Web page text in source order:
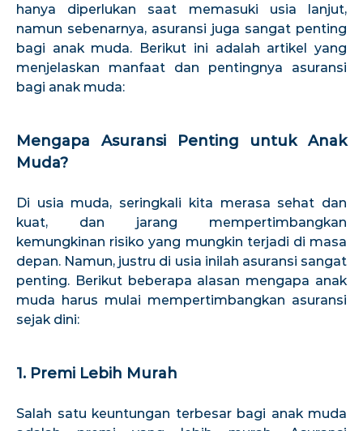
hanya diperlukan saat memasuki usia lanjut,
namun sebenarnya, asuransi juga sangat penting
bagi anak muda. Berikut ini adalah artikel yang
menjelaskan manfaat dan pentingnya asuransi
bagi anak muda:
Mengapa Asuransi Penting untuk Anak
Muda?
Di usia muda, seringkali kita merasa sehat dan
kuat, dan jarang mempertimbangkan
kemungkinan risiko yang mungkin terjadi di masa
depan. Namun, justru di usia inilah asuransi sangat
penting. Berikut beberapa alasan mengapa anak
muda harus mulai mempertimbangkan asuransi
sejak dini:
1. Premi Lebih Murah
Salah satu keuntungan terbesar bagi anak muda